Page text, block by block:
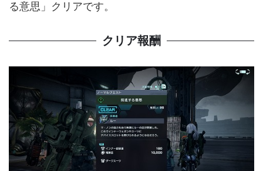
る意思」クリアです。
クリア報酬